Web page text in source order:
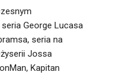
George Lucasa
seria na
Jossa
Kapitan